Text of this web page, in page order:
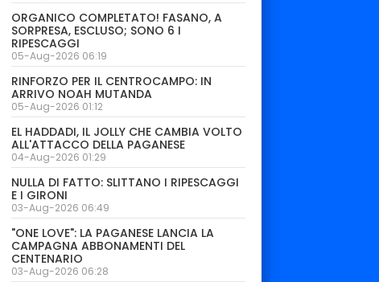
ORGANICO COMPLETATO! FASANO, A
SORPRESA, ESCLUSO; SONO 6 I
RIPESCAGGI
05-Aug-2026 06:19
RINFORZO PER IL CENTROCAMPO: IN
ARRIVO NOAH MUTANDA
05-Aug-2026 01:12
EL HADDADI, IL JOLLY CHE CAMBIA VOLTO
ALL'ATTACCO DELLA PAGANESE
04-Aug-2026 01:29
NULLA DI FATTO: SLITTANO I RIPESCAGGI
E I GIRONI
03-Aug-2026 06:49
"ONE LOVE": LA PAGANESE LANCIA LA
CAMPAGNA ABBONAMENTI DEL
CENTENARIO
03-Aug-2026 06:28